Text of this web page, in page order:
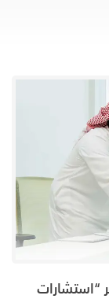
“استشارات